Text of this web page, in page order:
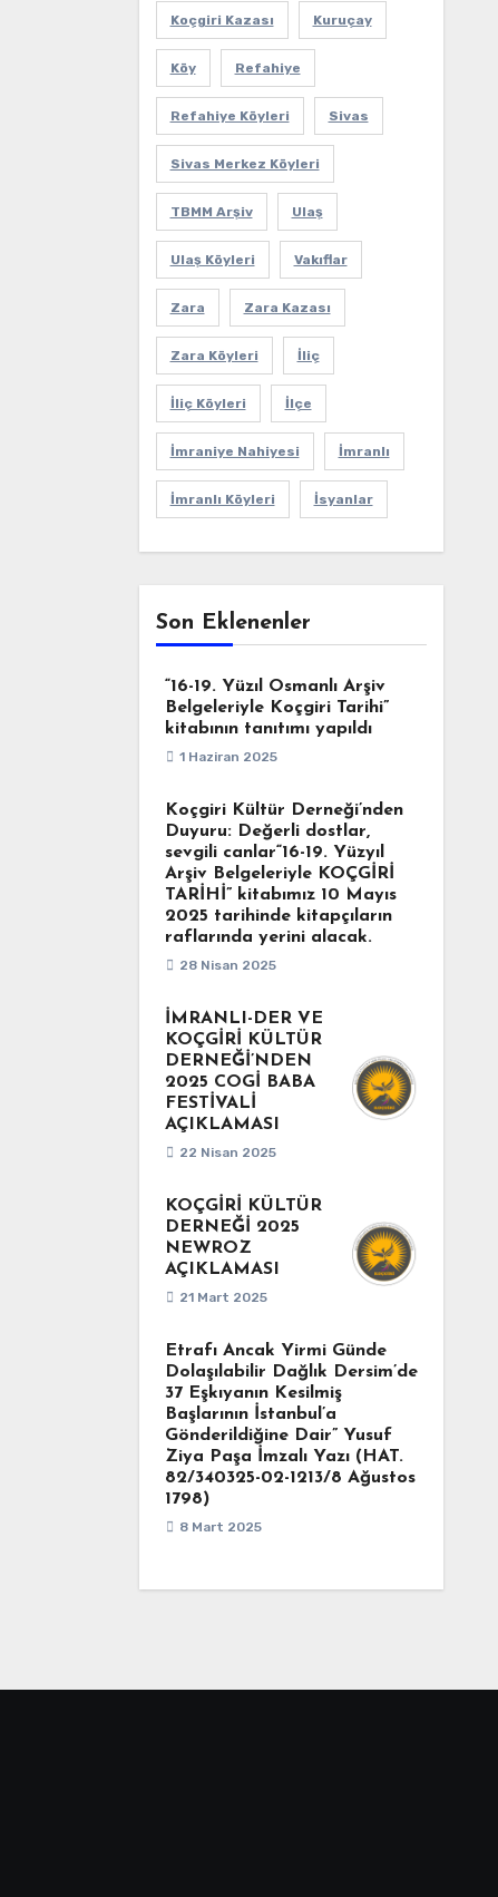
Koçgiri Kazası Kuruçay
Köy Refahiye
Refahiye Köyleri Sivas
Sivas Merkez Köyleri
TBMM Arşiv Ulaş
Ulaş Köyleri Vakıflar
Zara Zara Kazası
Zara Köyleri İliç
İliç Köyleri İlçe
İmraniye Nahiyesi İmranlı
İmranlı Köyleri İsyanlar
Son Eklenenler
“16-19. Yüzıl Osmanlı Arşiv
Belgeleriyle Koçgiri Tarihi”
kitabının tanıtımı yapıldı
1 Haziran 2025
Koçgiri Kültür Derneği’nden
Duyuru: Değerli dostlar,
sevgili canlar“16-19. Yüzyıl
Arşiv Belgeleriyle KOÇGİRİ
TARİHİ” kitabımız 10 Mayıs
2025 tarihinde kitapçıların
raflarında yerini alacak.
28 Nisan 2025
İMRANLI-DER VE
KOÇGİRİ KÜLTÜR
DERNEĞİ’NDEN
2025 COGİ BABA
FESTİVALİ
AÇIKLAMASI
22 Nisan 2025
KOÇGİRİ KÜLTÜR
DERNEĞİ 2025
NEWROZ
AÇIKLAMASI
21 Mart 2025
Etrafı Ancak Yirmi Günde
Dolaşılabilir Dağlık Dersim’de
37 Eşkıyanın Kesilmiş
Başlarının İstanbul’a
Gönderildiğine Dair” Yusuf
Ziya Paşa İmzalı Yazı (HAT.
82/340325-02-1213/8 Ağustos
1798)
8 Mart 2025